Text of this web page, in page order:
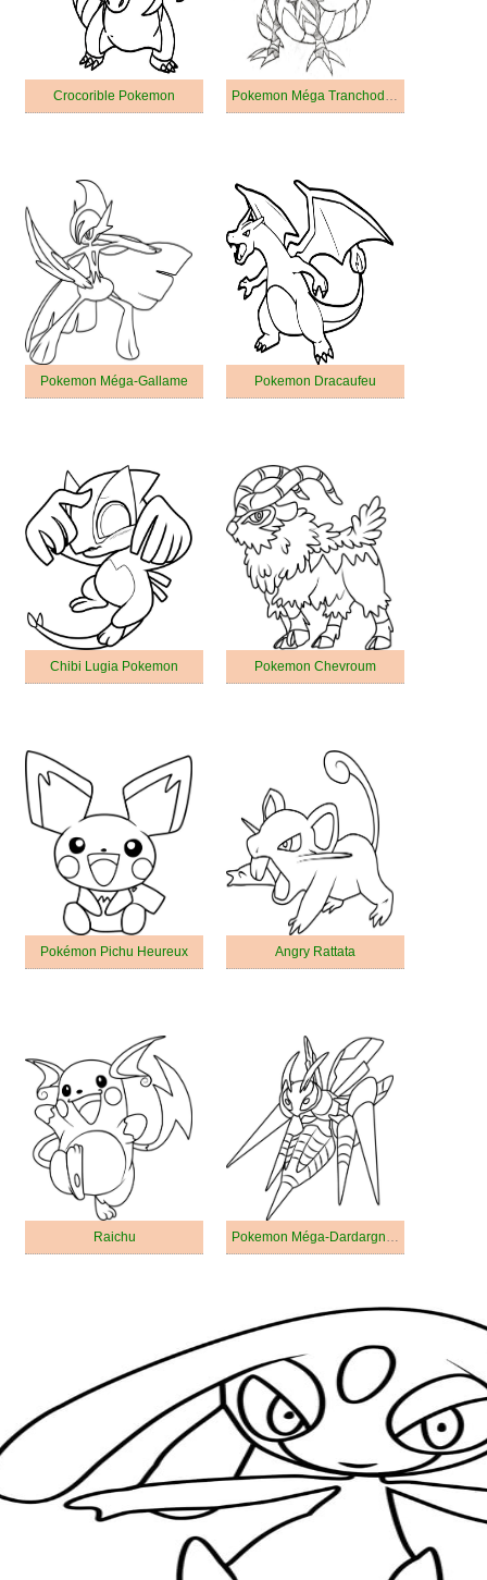
Crocorible Pokemon Pokemon Méga Tranchodon
Pokemon Méga-Gallame Pokemon Dracaufeu
Chibi Lugia Pokemon Pokemon Chevroum
Pokémon Pichu Heureux Angry Rattata
Raichu Pokemon Méga-Dardargnan